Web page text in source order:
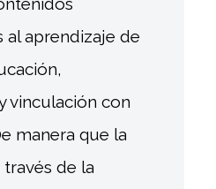
al aprendizaje de
vinculación con
manera que la
de la